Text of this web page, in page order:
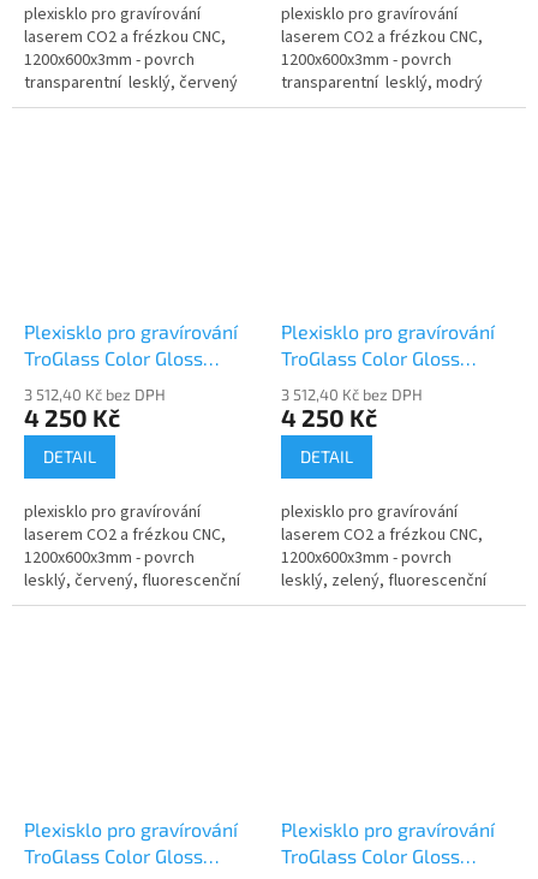
plexisklo pro gravírování
laserem CO2 a frézkou CNC,
1200x600x3mm - povrch
transparentní lesklý, červený
plexisklo pro gravírování
laserem CO2 a frézkou CNC,
1200x600x3mm - povrch
transparentní lesklý, modrý
Plexisklo pro gravírování
TroGlass Color Gloss
3 512,40 Kč bez DPH
4 250 Kč
DETAIL
plexisklo pro gravírování
laserem CO2 a frézkou CNC,
1200x600x3mm - povrch
lesklý, červený, fluorescenční
Plexisklo pro gravírování
TroGlass Color Gloss
3 512,40 Kč bez DPH
4 250 Kč
DETAIL
plexisklo pro gravírování
laserem CO2 a frézkou CNC,
1200x600x3mm - povrch
lesklý, zelený, fluorescenční
Plexisklo pro gravírování
TroGlass Color Gloss
Plexisklo pro gravírování
TroGlass Color Gloss